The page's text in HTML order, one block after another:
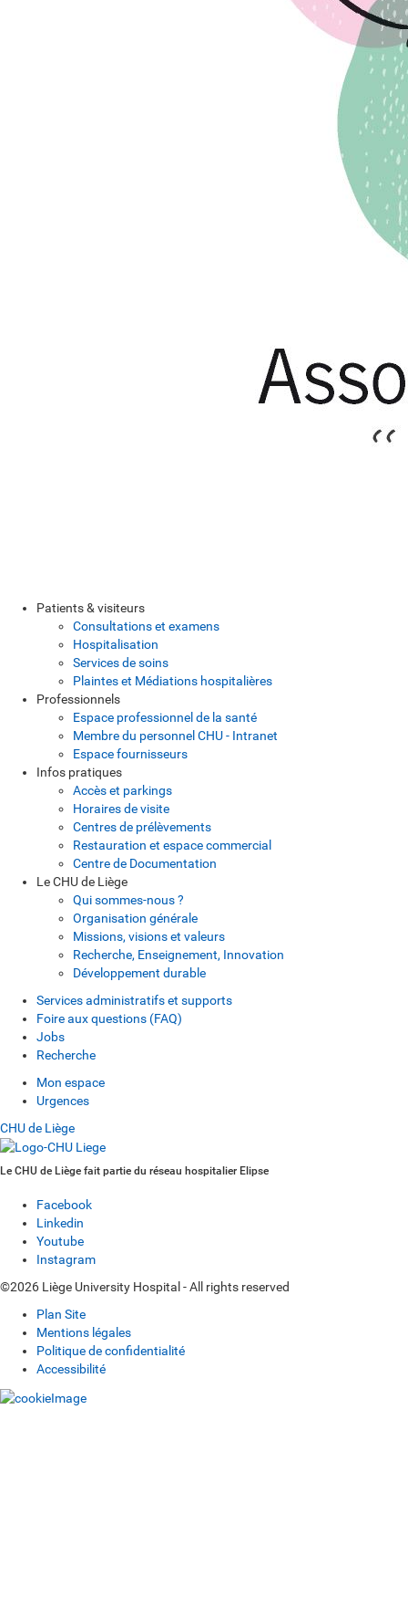
Patients & visiteurs
Consultations et examens
Hospitalisation
Services de soins
Plaintes et Médiations hospitalières
Professionnels
Espace professionnel de la santé
Membre du personnel CHU - Intranet
Espace fournisseurs
Infos pratiques
Accès et parkings
Horaires de visite
Centres de prélèvements
Restauration et espace commercial
Centre de Documentation
Le CHU de Liège
Qui sommes-nous ?
Organisation générale
Missions, visions et valeurs
Recherche, Enseignement, Innovation
Développement durable
Services administratifs et supports
Foire aux questions (FAQ)
Jobs
Recherche
Mon espace
Urgences
CHU de Liège
Le CHU de Liège fait partie du réseau hospitalier Elipse
Facebook
Linkedin
Youtube
Instagram
©2026 Liège University Hospital - All rights reserved
Plan Site
Mentions légales
Politique de confidentialité
Accessibilité